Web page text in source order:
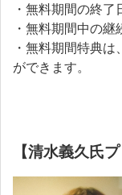
・無料期間の終了
・無料期間中の継
・無料期間特典
ができます。
【清水義久氏